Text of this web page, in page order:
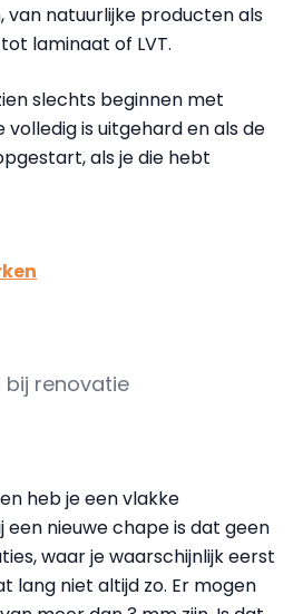
van natuurlijke producten als
laminaat of LVT.
slechts beginnen met
is uitgehard en als de
als je die hebt
renovatie
heb je een vlakke
een nieuwe chape is dat geen
waar je waarschijnlijk eerst
lang niet altijd zo. Er mogen